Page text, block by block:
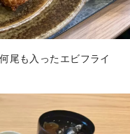
尾も入ったエビフライ